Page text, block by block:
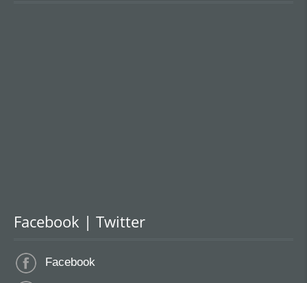
Facebook | Twitter
Facebook